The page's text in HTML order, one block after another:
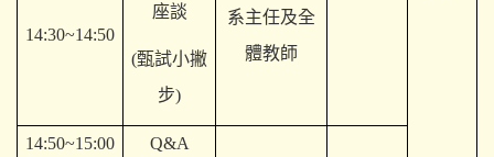
14:30~14:50
座談
(甄試小撇
步)
系主任及全
體教師
14:50~15:00 Q&A